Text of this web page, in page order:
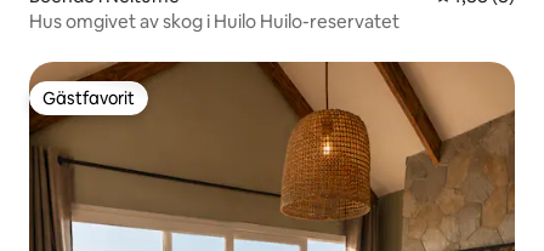
Hus omgivet av skog i Huilo Huilo-reservatet
Gästfavorit
Gästfavorit